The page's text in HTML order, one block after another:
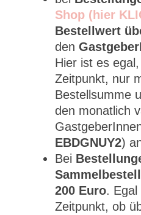
Shop (hier
Bestellwert
den
Hier ist es
Zeitpunkt, nur
Bestellsumme
den monatlich
EBDGNUY2)
Bei
200 Euro. Egal
Zeitpunkt, ob